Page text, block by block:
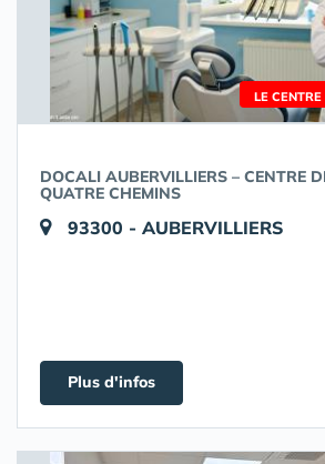
LE
DOCALI AUBERVILLIERS – CENTRE
QUATRE CHEMINS
93300 - AUBERVILLIERS
Plus d'infos